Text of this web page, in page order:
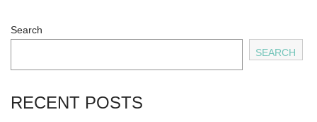
Search
SEARCH
RECENT POSTS